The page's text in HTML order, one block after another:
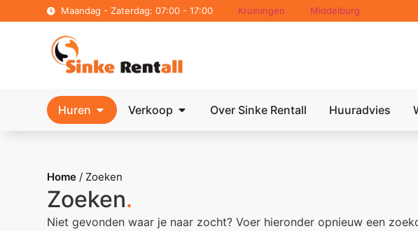
Maandag - Zaterdag: 07:00 - 17:00 Kruiningen Middelburg
Huren Verkoop Over Sinke Rentall Huuradvies
Home / Zoeken
Zoeken.
Niet gevonden waar je naar zocht? Voer hieronder opnieuw een